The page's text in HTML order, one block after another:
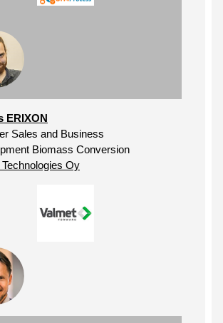
ERIXON
Sales and Business
Biomass Conversion
Oy